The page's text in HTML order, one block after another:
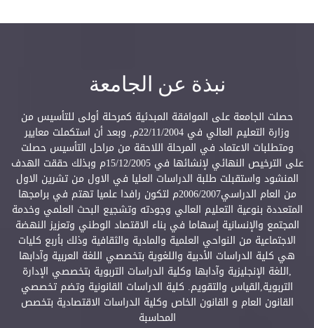
نبذة عن الجامعة
حصلت الجامعة على الموافقة المبدئية كمرحلة أولى للتأسيس من
وزارة التعليم العالي في 22/11/2004م, وبعد أن استكملت معايير
ومتطلبات الاعتماد في المرحلة اللاحقة من مراحل التأسيس حصلت
على الترخيص النهائي لإنشائها في 15/12/2005م وبذلك حققت الهدف
المنشود واستقبلت طلبة الدراسات العليا في الاول من تشرين الاول
من العام الدراسي2006/2007م لتكون رافدا علميا تهتم في برامجها
المتعددة بنوعية التعليم العالي وجودته وتشجيع البحث العلمي وخدمة
المجتمع والإنسانية إسهاما في بناء الاقتصاد الوطني وتعزيز النهضة
الاجتماعية من النواحي العلمية والمادية والثقافية وذلك بأربع كليات
هي كلية الدراسات الأدبية واللغوية بتخصصي اللغة العربية وآدابها
,اللغة الإنجليزية وآدابها وكلية الدراسات التربوية بتخصصي الإدارة
التربوية,القياس والتقويم. كلية الدراسات القانونية وتضم تخصصي
القانون العام و القانون الخاص وكلية الدراسات الاقتصادية بتخصص
المحاسبة